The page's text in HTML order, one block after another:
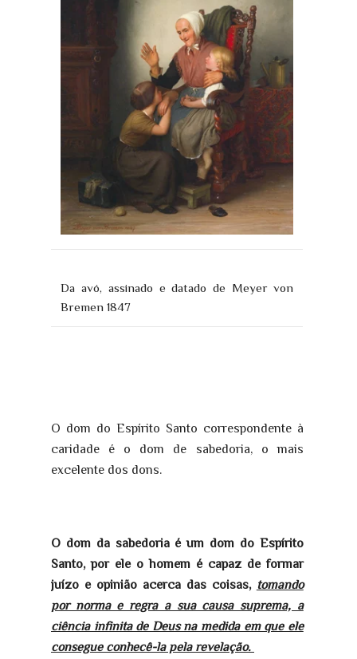
Da avó, assinado e datado de Meyer von
Bremen 1847
O dom do Espírito Santo correspondente à
caridade é o dom de sabedoria, o mais
excelente dos dons.
O dom da sabedoria é um dom do Espírito
Santo, por ele o homem é capaz de formar
juízo e opinião acerca das coisas, tomando
por norma e regra a sua causa suprema, a
ciência infinita de Deus na medida em que ele
consegue conhecê-la pela revelação.